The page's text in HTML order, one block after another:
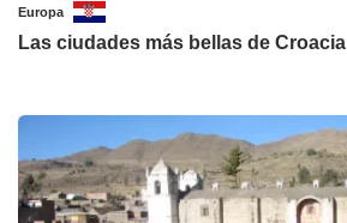
Europa
Las ciudades más bellas de Croacia